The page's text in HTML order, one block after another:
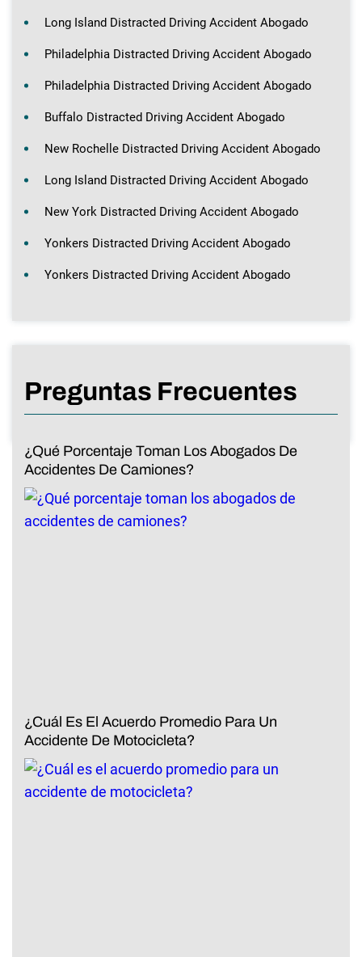
Long Island Distracted Driving Accident Abogado
Philadelphia Distracted Driving Accident Abogado
Philadelphia Distracted Driving Accident Abogado
Buffalo Distracted Driving Accident Abogado
New Rochelle Distracted Driving Accident Abogado
Long Island Distracted Driving Accident Abogado
New York Distracted Driving Accident Abogado
Yonkers Distracted Driving Accident Abogado
Yonkers Distracted Driving Accident Abogado
Preguntas Frecuentes
¿Qué Porcentaje Toman Los Abogados De
Accidentes De Camiones?
¿Cuál Es El Acuerdo Promedio Para Un
Accidente De Motocicleta?